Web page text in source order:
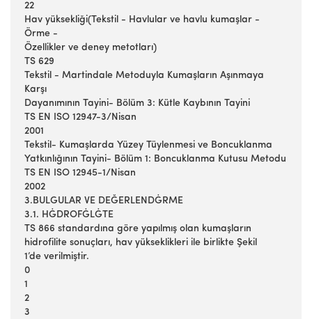
22
Hav yüksekliği(Tekstil - Havlular ve havlu kumaşlar -
Örme -
Özellikler ve deney metotları)
TS 629
Tekstil - Martindale Metoduyla Kumaşların Aşınmaya
Karşı
Dayanımının Tayini- Bölüm 3: Kütle Kaybının Tayini
TS EN ISO 12947-3/Nisan
2001
Tekstil- Kumaşlarda Yüzey Tüylenmesi ve Boncuklanma
Yatkınlığının Tayini- Bölüm 1: Boncuklanma Kutusu Metodu
TS EN ISO 12945-1/Nisan
2002
3.BULGULAR VE DEĞERLENDĠRME
3.1. HĠDROFĠLĠTE
TS 866 standardına göre yapılmış olan kumaşların
hidrofilite sonuçları, hav yükseklikleri ile birlikte Şekil
1’de verilmiştir.
0
1
2
3